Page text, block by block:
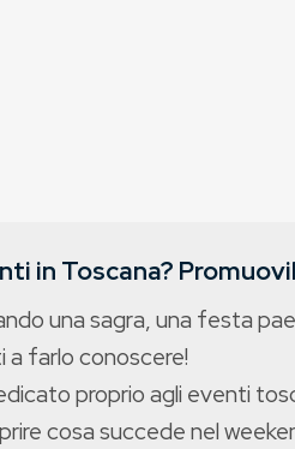
in Toscana?
una sagra, una festa
a farlo conoscere!
proprio agli eventi
cosa succede nel